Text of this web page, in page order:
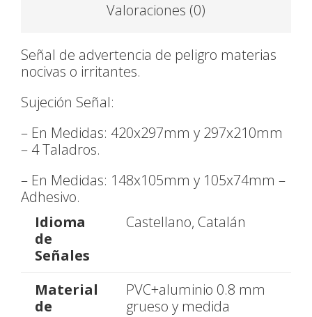
Valoraciones (0)
Señal de advertencia de peligro materias
nocivas o irritantes.
Sujeción Señal:
– En Medidas: 420x297mm y 297x210mm
– 4 Taladros.
– En Medidas: 148x105mm y 105x74mm –
Adhesivo.
Idioma
de
Señales
Castellano, Catalán
Material
de
PVC+aluminio 0.8 mm
grueso y medida